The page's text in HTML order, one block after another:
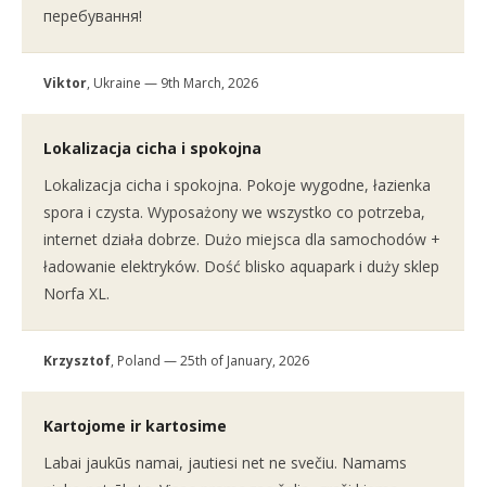
перебування!
Viktor, Ukraine — 9th March, 2026
Lokalizacja cicha i spokojna
Lokalizacja cicha i spokojna. Pokoje wygodne, łazienka
spora i czysta. Wyposażony we wszystko co potrzeba,
internet działa dobrze. Dużo miejsca dla samochodów +
ładowanie elektryków. Dość blisko aquapark i duży sklep
Norfa XL.
Krzysztof, Poland — 25th of January, 2026
Kartojome ir kartosime
Labai jaukūs namai, jautiesi net ne svečiu. Namams